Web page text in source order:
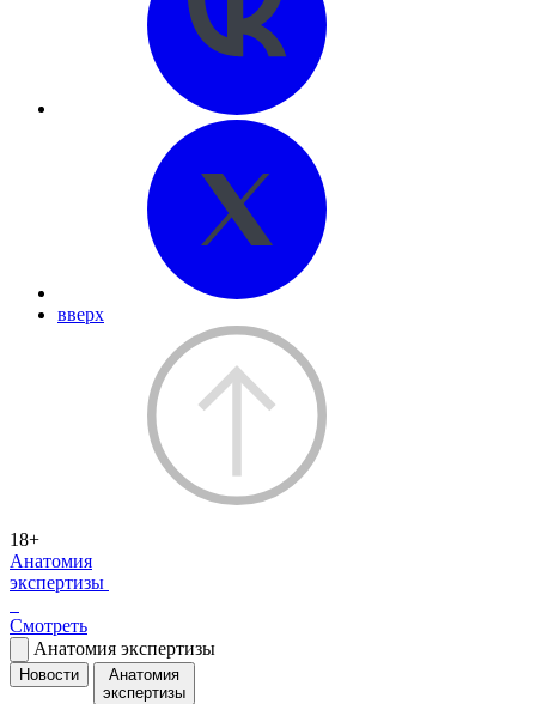
вверх
18+
Анатомия
экспертизы
Смотреть
Анатомия экспертизы
Новости
Анатомия
экспертизы